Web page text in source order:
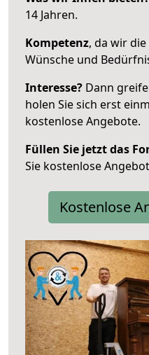
14 Jahren.
Kompetenz, da wir
Wünsche und
Interesse? Dann
holen Sie sich erst
kostenlose Angebote.
Füllen Sie jetzt das
Sie kostenlose
Kostenlose